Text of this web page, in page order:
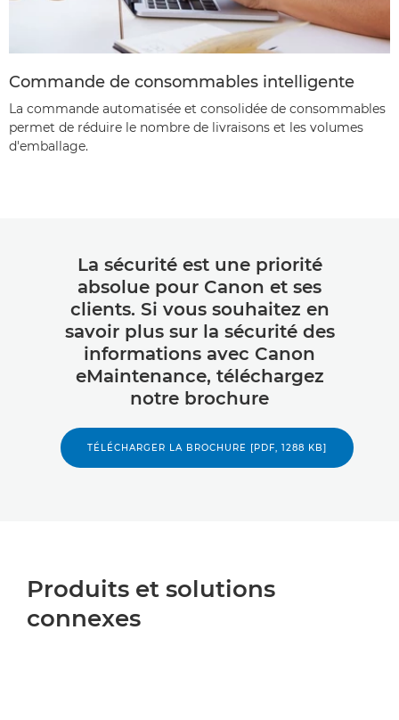
Commande de consommables intelligente
La commande automatisée et consolidée de consommables
permet de réduire le nombre de livraisons et les volumes
d'emballage.
La sécurité est une priorité
absolue pour Canon et ses
clients. Si vous souhaitez en
savoir plus sur la sécurité des
informations avec Canon
eMaintenance, téléchargez
notre brochure
TÉLÉCHARGER LA BROCHURE [PDF, 1288 KB]
Produits et solutions
connexes